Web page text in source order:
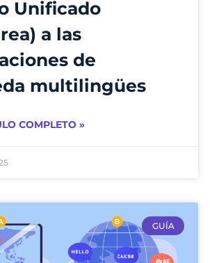
Unificado
a las
de
multilingües
COMPLETO »
GUÍA